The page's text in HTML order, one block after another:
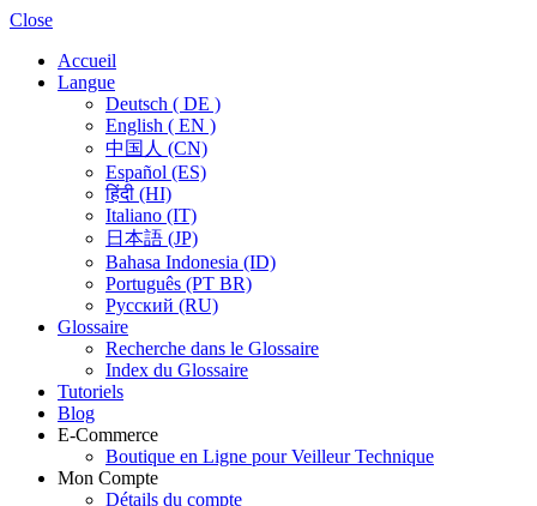
Close
Accueil
Langue
Deutsch ( DE )
English ( EN )
中国人 (CN)
Español (ES)
हिंदी (HI)
Italiano (IT)
日本語 (JP)
Bahasa Indonesia (ID)
Português (PT BR)
Pусский (RU)
Glossaire
Recherche dans le Glossaire
Index du Glossaire
Tutoriels
Blog
E-Commerce
Boutique en Ligne pour Veilleur Technique
Mon Compte
Détails du compte